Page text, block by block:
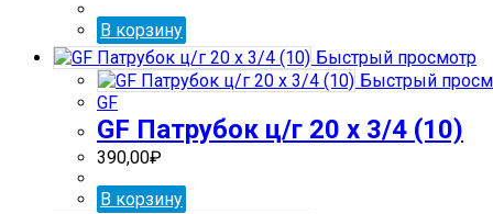
В корзину
Быстрый просмотр
Быстрый
GF
GF Патрубок ц/г 20 х 3/4 (10)
390,00₽
В корзину